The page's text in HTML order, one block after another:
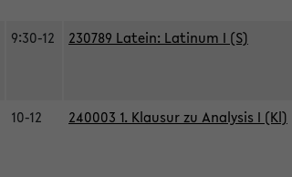
9:30-12 230789 Latein: Latinum I (S)
10-12 240003 1. Klausur zu Analysis I (Kl)